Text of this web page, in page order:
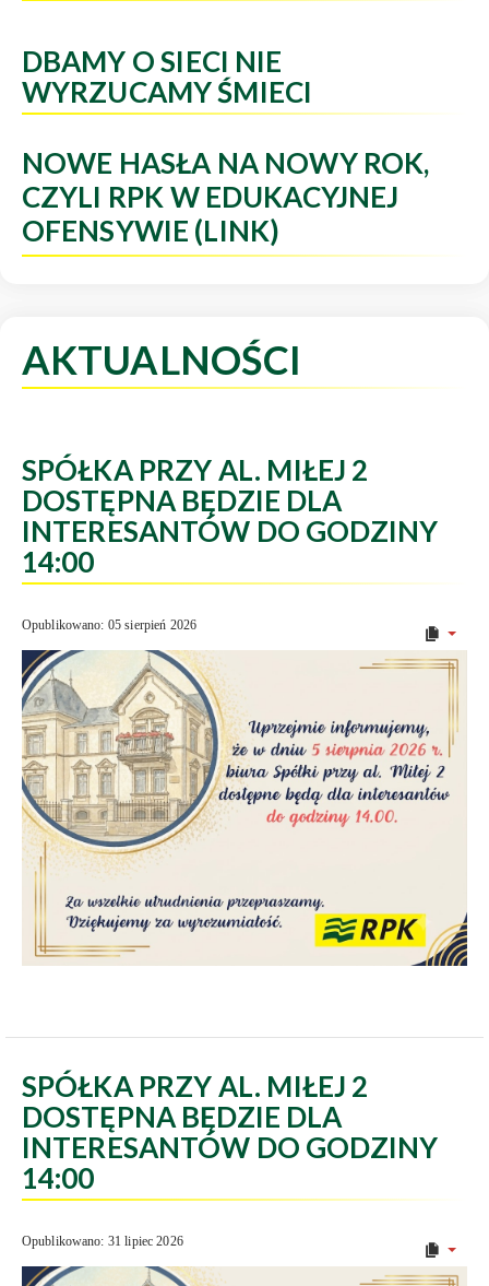
DBAMY O SIECI NIE
WYRZUCAMY ŚMIECI
NOWE HASŁA NA NOWY ROK,
CZYLI RPK W EDUKACYJNEJ
OFENSYWIE (LINK)
AKTUALNOŚCI
SPÓŁKA PRZY AL. MIŁEJ 2
DOSTĘPNA BĘDZIE DLA
INTERESANTÓW DO GODZINY
14:00
Opublikowano: 05 sierpień 2026
SPÓŁKA PRZY AL. MIŁEJ 2
DOSTĘPNA BĘDZIE DLA
INTERESANTÓW DO GODZINY
14:00
Opublikowano: 31 lipiec 2026